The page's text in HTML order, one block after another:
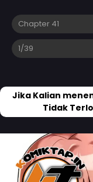
Jika Kalian
Tidak